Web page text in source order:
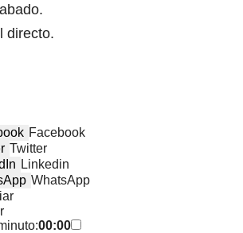
directo.
Facebook
Twitter
Linkedin
WhatsApp
00:00